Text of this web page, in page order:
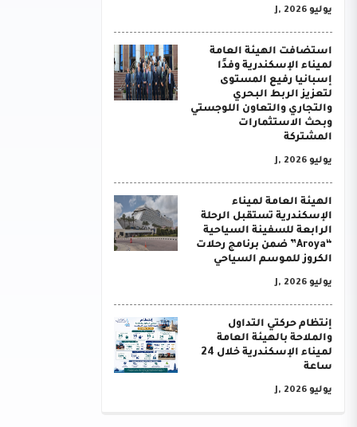
يوليو J, 2026
استضافت الهيئة العامة
لميناء الإسكندرية وفدًا
إسبانيا رفيع المستوى
لتعزيز الربط البحري
والتجاري والتعاون اللوجستي
وبحث الاستثمارات
المشتركة
يوليو J, 2026
الهيئة العامة لميناء
الإسكندرية تستقبل الرحلة
الرابعة للسفينة السياحية
“Aroya” ضمن برنامج رحلات
الكروز للموسم السياحي
يوليو J, 2026
إنتظام حركتي التداول
والملاحة بالهيئة العامة
لميناء الإسكندرية خلال 24
ساعة
يوليو J, 2026